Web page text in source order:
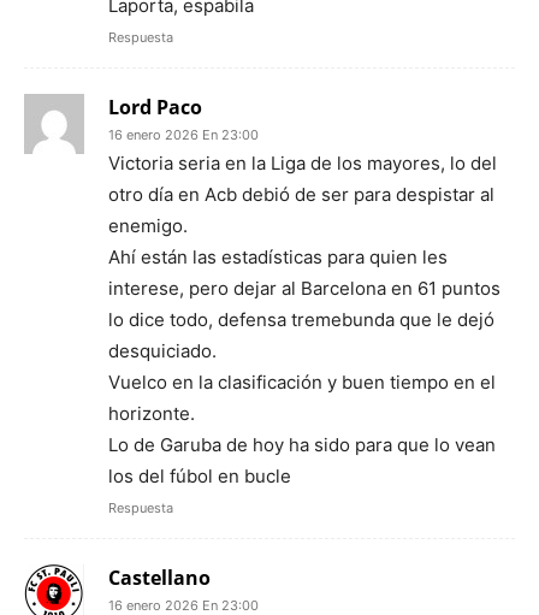
Laporta, espabila
Respuesta
Lord Paco
16 enero 2026 En 23:00
Victoria seria en la Liga de los mayores, lo del
otro día en Acb debió de ser para despistar al
enemigo.
Ahí están las estadísticas para quien les
interese, pero dejar al Barcelona en 61 puntos
lo dice todo, defensa tremebunda que le dejó
desquiciado.
Vuelco en la clasificación y buen tiempo en el
horizonte.
Lo de Garuba de hoy ha sido para que lo vean
los del fúbol en bucle
Respuesta
Castellano
16 enero 2026 En 23:00